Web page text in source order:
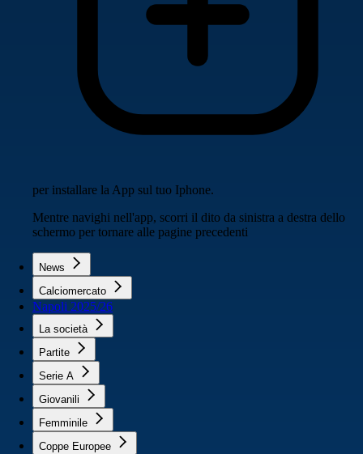
per installare la App sul tuo Iphone.
Mentre navighi nell'app, scorri il dito da sinistra a destra dello
schermo per tornare alle pagine precedenti
News
Calciomercato
Napoli 2025/26
La società
Partite
Serie A
Giovanili
Femminile
Coppe Europee